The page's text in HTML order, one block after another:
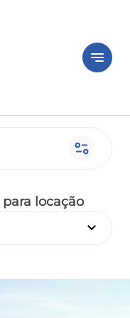
notes
page_info
para locação
keyboard_arrow_down